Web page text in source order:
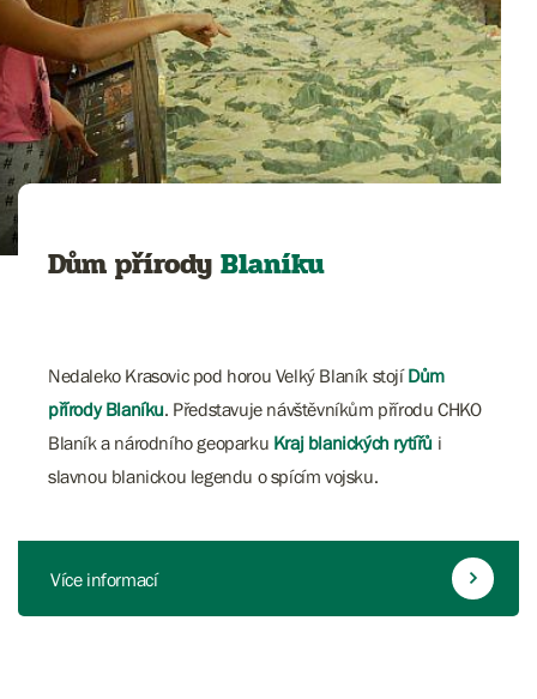
Dům přírodyBlaníku
Nedaleko Krasovic pod horou Velký Blaník stojíDům
přírody Blaníku. Představuje návštěvníkům přírodu CHKO
Blaník a národního geoparku Kraj blanických rytířů i
slavnou blanickou legendu o spícím vojsku.
Více informací